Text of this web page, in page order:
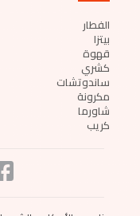
الفطار
بيتزا
قهوة
كشري
ساندوتشات
مكرونة
شاورما
كريب